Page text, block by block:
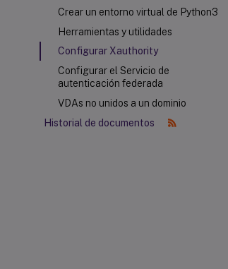
Crear un entorno virtual de Python3
Herramientas y utilidades
Configurar Xauthority
Configurar el Servicio de
autenticación federada
VDAs no unidos a un dominio
Historial de documentos